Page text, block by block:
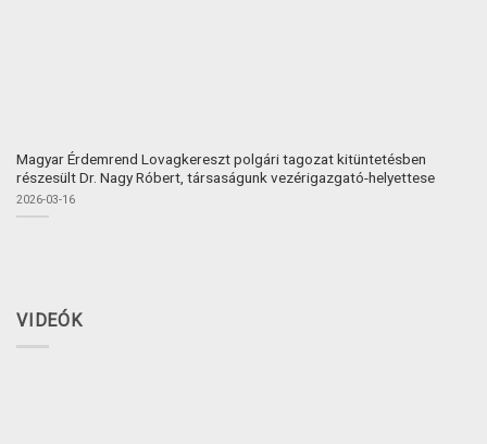
Magyar Érdemrend Lovagkereszt polgári tagozat kitüntetésben
részesült Dr. Nagy Róbert, társaságunk vezérigazgató-helyettese
2026-03-16
VIDEÓK